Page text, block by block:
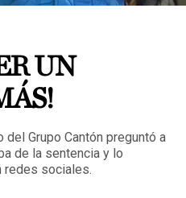
UN
del Grupo Cantón preguntó a
de la sentencia y lo
redes sociales.